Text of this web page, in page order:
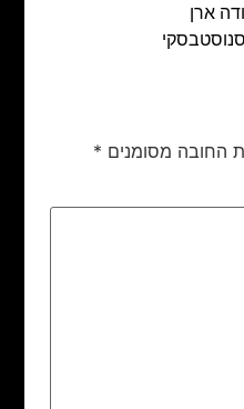
ארן
החובה מסומנים *